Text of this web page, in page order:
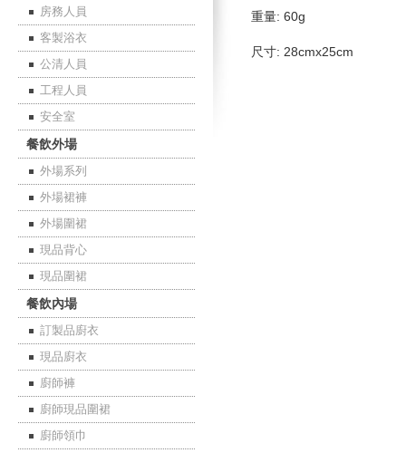
房務人員
客製浴衣
公清人員
工程人員
安全室
餐飲外場
外場系列
外場裙褲
外場圍裙
現品背心
現品圍裙
餐飲內場
訂製品廚衣
現品廚衣
廚師褲
廚師現品圍裙
廚師領巾
重量: 60g
尺寸: 28cmx25cm